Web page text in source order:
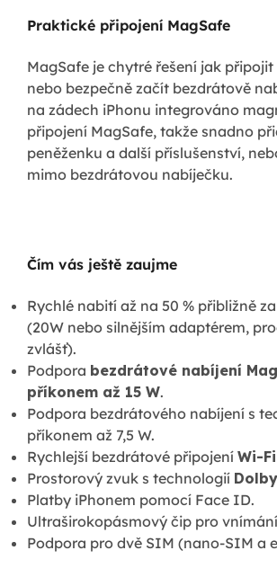
Praktické připojení MagSafe
MagSafe je chytré řešení jak
nebo bezpečně začít bezdrátově
na zádech iPhonu integrováno
připojení MagSafe, takže snadno
peněženku a další příslušenství,
mimo bezdrátovou nabíječku.
Čím vás ještě zaujme
Rychlé nabití až na 50 % přibližně
(20W nebo silnějším adaptérem,
zvlášť).
Podpora bezdrátové nabíjení
příkonem až 15 W.
Podpora bezdrátového nabíjení s
příkonem až 7,5 W.
Rychlejší bezdrátové připojení Wi-
Prostorový zvuk s technologií
Platby iPhonem pomocí Face ID.
Ultraširokopásmový čip pro
Podpora pro dvě SIM (nano-SIM a